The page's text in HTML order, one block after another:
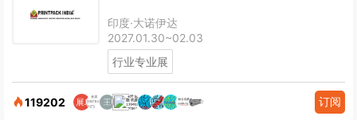
印度·大诺伊达
2027.01.30~02.03
行业专业展
119202 订阅